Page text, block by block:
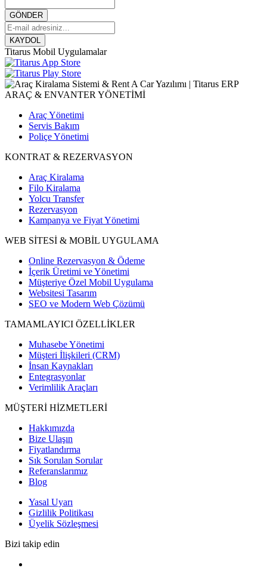
GÖNDER
KAYDOL
Titarus Mobil Uygulamalar
ARAÇ & ENVANTER YÖNETİMİ
Araç Yönetimi
Servis Bakım
Poliçe Yönetimi
KONTRAT & REZERVASYON
Araç Kiralama
Filo Kiralama
Yolcu Transfer
Rezervasyon
Kampanya ve Fiyat Yönetimi
WEB SİTESİ & MOBİL UYGULAMA
Online Rezervasyon & Ödeme
İçerik Üretimi ve Yönetimi
Müşteriye Özel Mobil Uygulama
Websitesi Tasarım
SEO ve Modern Web Çözümü
TAMAMLAYICI ÖZELLİKLER
Muhasebe Yönetimi
Müşteri İlişkileri (CRM)
İnsan Kaynakları
Entegrasyonlar
Verimlilik Araçları
MÜŞTERİ HİZMETLERİ
Hakkımızda
Bize Ulaşın
Fiyatlandırma
Sık Sorulan Sorular
Referanslarımız
Blog
Yasal Uyarı
Gizlilik Politikası
Üyelik Sözleşmesi
Bizi takip edin